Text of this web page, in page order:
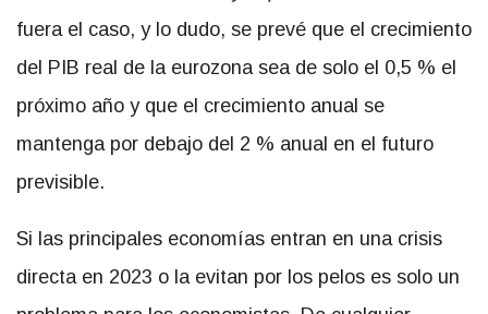
fuera el caso, y lo dudo, se prevé que el crecimiento
del PIB real de la eurozona sea de solo el 0,5 % el
próximo año y que el crecimiento anual se
mantenga por debajo del 2 % anual en el futuro
previsible.
Si las principales economías entran en una crisis
directa en 2023 o la evitan por los pelos es solo un